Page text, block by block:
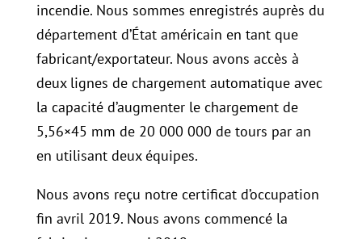
incendie. Nous sommes enregistrés auprès du
département d’État américain en tant que
fabricant/exportateur. Nous avons accès à
deux lignes de chargement automatique avec
la capacité d’augmenter le chargement de
5,56×45 mm de 20 000 000 de tours par an
en utilisant deux équipes.
Nous avons reçu notre certificat d’occupation
fin avril 2019. Nous avons commencé la